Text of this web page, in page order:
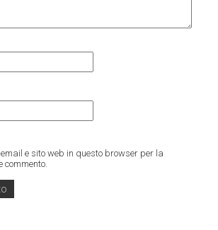
e sito web in questo browser per la